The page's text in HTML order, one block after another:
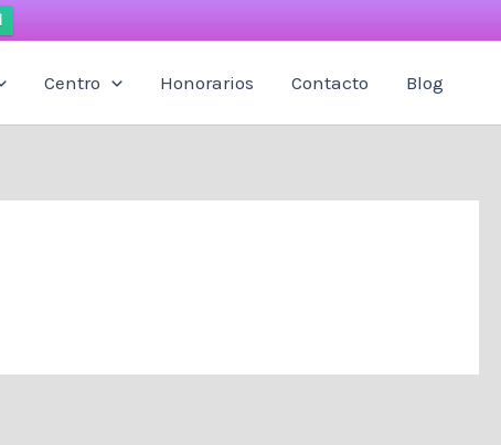
Centro Honorarios Contacto Blog